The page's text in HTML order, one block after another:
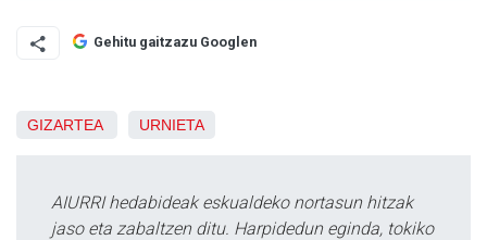
Gehitu gaitzazu Googlen
GIZARTEA URNIETA
AIURRI hedabideak eskualdeko nortasun hitzak
jaso eta zabaltzen ditu. Harpidedun eginda, tokiko